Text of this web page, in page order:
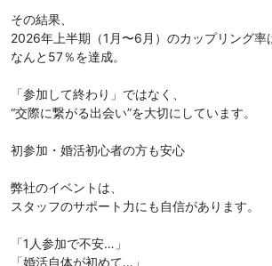
その結果、
2026年上半期（1月〜6月）のカップリング率
なんと57％を達成。
「参加して終わり」ではなく、
“交際に繋がる出会い”を大切にしています。
初参加・婚活初心者の方も安心
弊社のイベントは、
スタッフのサポート力にも自信があります。
「1人参加で不安…」
「婚活自体が初めて…」